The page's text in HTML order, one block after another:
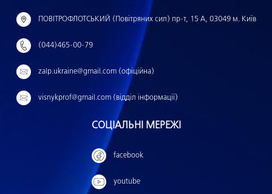
й
:
ПОВІТРОФЛОТСЬКИЙ (Повітряних сил) пр-т, 15 А, 03049 м. Київ
(044)465-00-79
zalp.ukraine@gmail.com (офіційна)
visnykprof@gmail.com (відділ інформації)
СОЦІАЛЬНІ МЕРЕЖІ
facebook
youtube